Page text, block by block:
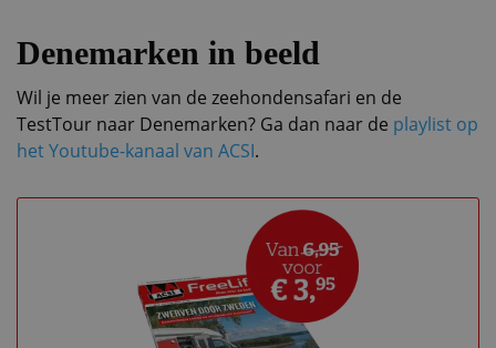
Denemarken in beeld
Wil je meer zien van de zeehondensafari en de
TestTour naar Denemarken? Ga dan naar de playlist op
het Youtube-kanaal van ACSI.